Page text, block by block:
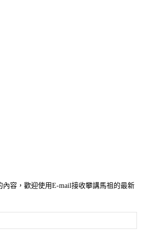
內容，歡迎使用E-mail接收攀講馬祖的最新